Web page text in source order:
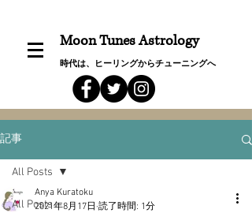
Moon Tunes Astrology
時代は、ヒーリングからチューニングへ
記事
All Posts
All Posts
Anya Kuratoku
2021年8月17日 読了時間: 1分